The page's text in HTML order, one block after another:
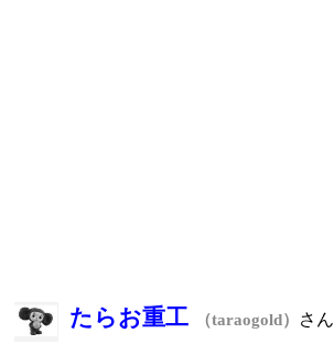
たらお重工 （taraogold） さん